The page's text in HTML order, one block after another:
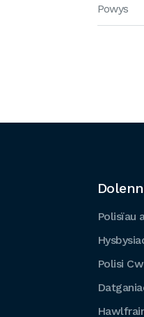
Powys
Polisïau
Polisi